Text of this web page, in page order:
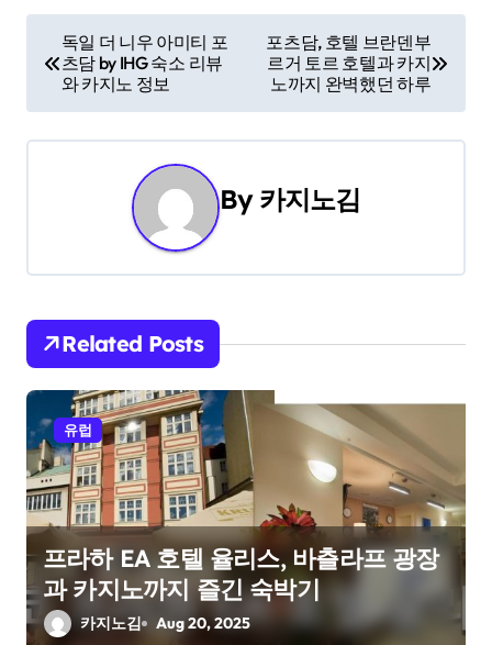
s
a
i
g
a
t
i
o
n
독일 더 니우 아미티 포
츠담 by IHG 숙소 리뷰
와 카지노 정보
포츠담, 호텔 브란덴부
르거 토르 호텔과 카지
노까지 완벽했던 하루
By 카지노김
Related Posts
유럽
프라하 EA 호텔 율리스, 바츨라프 광장
과 카지노까지 즐긴 숙박기
카지노김 Aug 20, 2025